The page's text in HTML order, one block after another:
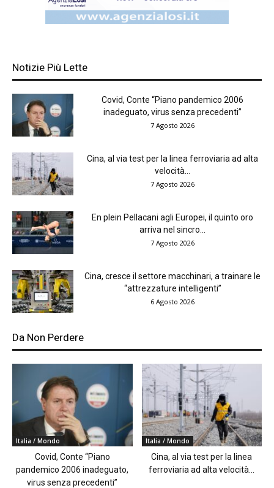
Notizie Più Lette
Covid, Conte “Piano pandemico 2006
inadeguato, virus senza precedenti”
7 Agosto 2026
Cina, al via test per la linea ferroviaria ad alta
velocità...
7 Agosto 2026
En plein Pellacani agli Europei, il quinto oro
arriva nel sincro...
7 Agosto 2026
Cina, cresce il settore macchinari, a trainare le
“attrezzature intelligenti”
6 Agosto 2026
Da Non Perdere
Italia / Mondo
Covid, Conte “Piano
pandemico 2006 inadeguato,
virus senza precedenti”
Italia / Mondo
Cina, al via test per la linea
ferroviaria ad alta velocità...